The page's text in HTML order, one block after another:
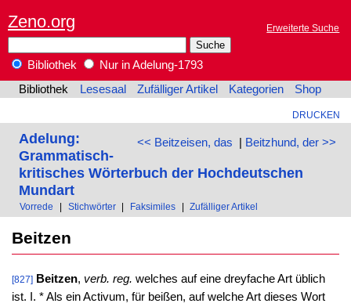
Zeno.org Erweiterte Suche
Bibliothek
Nur in Adelung-1793
Bibliothek
Lesesaal Zufälliger Artikel Kategorien Shop
DRUCKEN
<< Beitzeisen, das | Beitzhund, der >>
Adelung:
Grammatisch-
kritisches Wörterbuch der Hochdeutschen
Mundart
Vorrede Stichwörter Faksimiles Zufälliger Artikel
Beitzen
[827] Beitzen, verb. reg. welches auf eine dreyfache Art üblich
ist. I. * Als ein Activum, für beißen, auf welche Art dieses Wort